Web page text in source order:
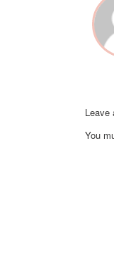
Leave
You